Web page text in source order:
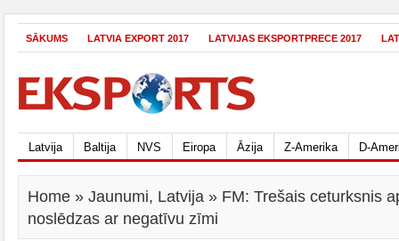
SĀKUMS LATVIA EXPORT 2017 LATVIJAS EKSPORTPRECE 2017
Latvija Baltija NVS Eiropa Āzija Z-Amerika D-
Home » Jaunumi, Latvija » FM: Trešais ceturksnis
noslēdzas ar negatīvu zīmi